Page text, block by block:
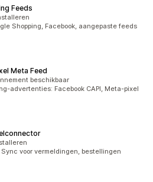
Feeds
Shopping, Facebook, aangepaste feeds
Meta Feed
beschikbaar
advertenties: Facebook CAPI, Meta-pixel
Sync voor vermeldingen, bestellingen